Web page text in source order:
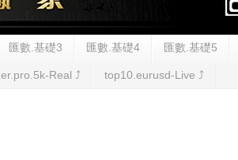
匯數.基礎3 匯數.基礎4 匯數.基礎5
Real ⤴︎ top10.eurusd-Live ⤴︎